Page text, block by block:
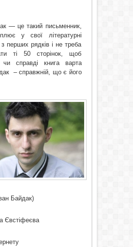
— це такий письменник,
у свої літературні
перших рядків і не треба
ті 50 сторінок, щоб
чи справді книга варта
– справжній, що є його
Байдак)
Євстіфеєва